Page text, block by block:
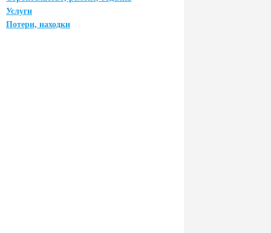
Услуги
Потери, находки